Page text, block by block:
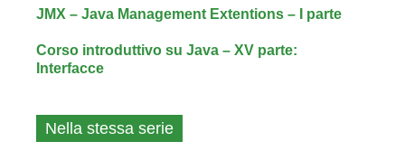
JMX – Java Management Extentions – I parte
Corso introduttivo su Java – XV parte:
Interfacce
Nella stessa serie